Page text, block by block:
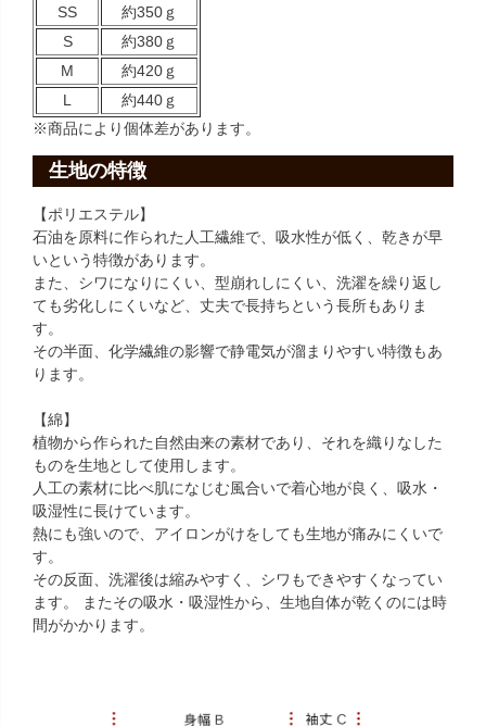
SS
約350ｇ
S
約380ｇ
M
約420ｇ
L
約440ｇ
※商品により個体差があります。
生地の特徴
【ポリエステル】
石油を原料に作られた人工繊維で、吸水性が低く、乾きが早
いという特徴があります。
また、シワになりにくい、型崩れしにくい、洗濯を繰り返し
ても劣化しにくいなど、丈夫で長持ちという長所もありま
す。
その半面、化学繊維の影響で静電気が溜まりやすい特徴もあ
ります。
【綿】
植物から作られた自然由来の素材であり、それを織りなした
ものを生地として使用します。
人工の素材に比べ肌になじむ風合いで着心地が良く、吸水・
吸湿性に長けています。
熱にも強いので、アイロンがけをしても生地が痛みにくいで
す。
その反面、洗濯後は縮みやすく、シワもできやすくなってい
ます。
またその吸水・吸湿性から、生地自体が乾くのには時
間がかかります。